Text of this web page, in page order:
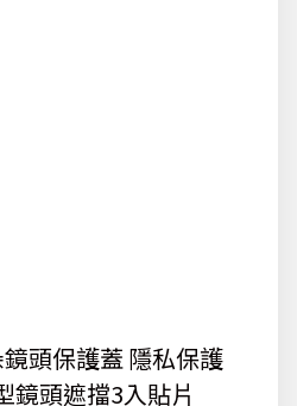
頭保護蓋 隱私保護
鏡頭遮擋3入貼片